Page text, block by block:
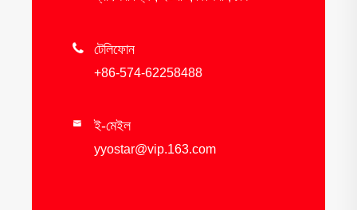
 টেলিফোন
+86-574-62258488
 ই-মেইল
yyostar@vip.163.com